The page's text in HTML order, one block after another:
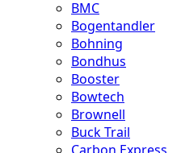
BMC
Bogentandler
Bohning
Bondhus
Booster
Bowtech
Brownell
Buck Trail